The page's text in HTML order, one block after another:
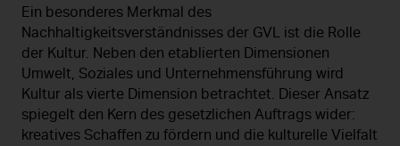
Ein besonderes Merkmal des
Nachhaltigkeitsverständnisses der GVL ist die Rolle
der Kultur. Neben den etablierten Dimensionen
Umwelt, Soziales und Unternehmensführung wird
Kultur als vierte Dimension betrachtet. Dieser Ansatz
spiegelt den Kern des gesetzlichen Auftrags wider:
kreatives Schaffen zu fördern und die kulturelle Vielfalt